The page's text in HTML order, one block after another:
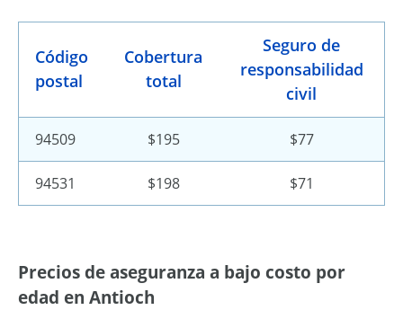
Código
postal
Cobertura
total
Seguro de
responsabilidad
civil
94509 $195 $77
94531 $198 $71
Precios de aseguranza a bajo costo por
edad en Antioch